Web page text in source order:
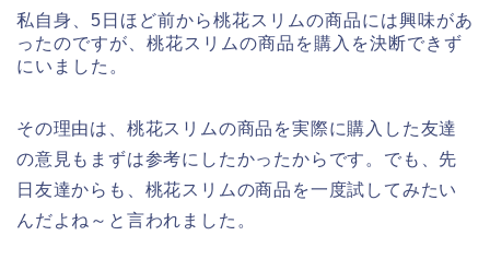
私自身、5日ほど前から桃花スリムの商品には興味があ
ったのですが、桃花スリムの商品を購入を決断できず
にいました。
その理由は、桃花スリムの商品を実際に購入した友達
の意見もまずは参考にしたかったからです。でも、先
日友達からも、桃花スリムの商品を一度試してみたい
んだよね～と言われました。